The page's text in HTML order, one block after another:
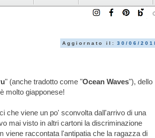
Aggiornato il: 30/06/
" (anche tradotto come "Ocean Waves"), dello
molto giapponese!
che viene un po' sconvolta dall'arrivo di una
mai visto in altri cartoni la discriminazione
viene raccontata l'antipatia che la ragazza di